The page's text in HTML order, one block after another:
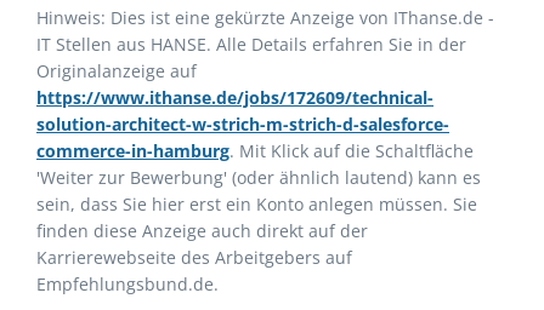
Hinweis: Dies ist eine gekürzte Anzeige von IThanse.de -
IT Stellen aus HANSE. Alle Details erfahren Sie in der
Originalanzeige auf
https://www.ithanse.de/jobs/172609/technical-
solution-architect-w-strich-m-strich-d-salesforce-
commerce-in-hamburg. Mit Klick auf die Schaltfläche
'Weiter zur Bewerbung' (oder ähnlich lautend) kann es
sein, dass Sie hier erst ein Konto anlegen müssen. Sie
finden diese Anzeige auch direkt auf der
Karrierewebseite des Arbeitgebers auf
Empfehlungsbund.de.